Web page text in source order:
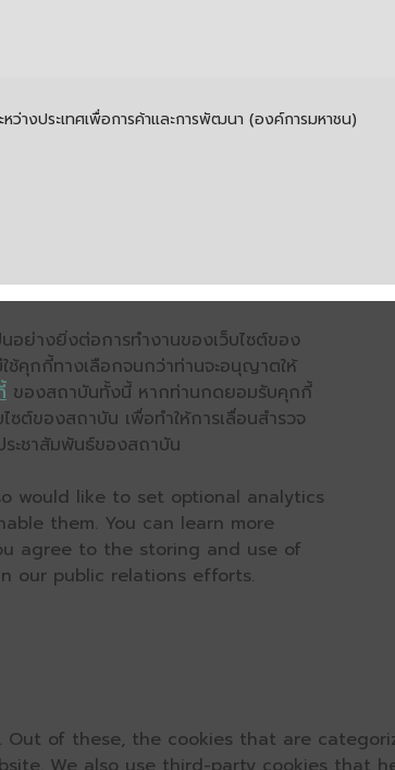
างประเทศเพื่อการค้าและการพัฒนา (องค์การมหาชน)
อย่างยิ่งต่อการทำงานของเว็บไซต์ของ
ช้คุกกี้ทางเลือกจนกว่าท่านจะอนุญาตให้
ของสถาบันทั้งนี้ หากท่านกดยอมรับคุกกี้
ต์ของสถาบัน เพื่อทำให้การเลื่อนสำรวจ
ระชาสัมพันธ์ของสถาบัน
would like to set optional analytics
them. You can learn more
agree to the storing and use of
our public relations efforts.
of these, the cookies that are